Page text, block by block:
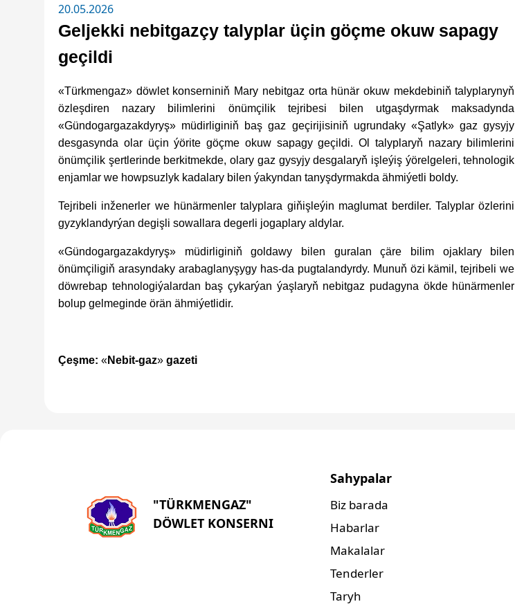
20.05.2026
Geljekki nebitgazçy talyplar üçin göçme okuw sapagy
geçildi
«Türkmengaz» döwlet konserniniň Mary nebitgaz orta hünär okuw mekdebiniň talyplarynyň
özleşdiren nazary bilimlerini önümçilik tejribesi bilen utgaşdyrmak maksadynda
«Gündogargazakdyryş» müdirliginiň baş gaz geçirijisiniň ugrundaky «Şatlyk» gaz gysyjy
desgasynda olar üçin ýörite göçme okuw sapagy geçildi. Ol talyplaryň nazary bilimlerini
önümçilik şertlerinde berkitmekde, olary gaz gysyjy desgalaryň işleýiş ýörelgeleri, tehnologik
enjamlar we howpsuzlyk kadalary bilen ýakyndan tanyşdyrmakda ähmiýetli boldy.
Tejribeli inženerler we hünärmenler talyplara giňişleýin maglumat berdiler. Talyplar özlerini
gyzyklandyrýan degişli sowallara degerli jogaplary aldylar.
«Gündogargazakdyryş» müdirliginiň goldawy bilen guralan çäre bilim ojaklary bilen
önümçiligiň arasyndaky arabaglanyşygy has-da pugtalandyrdy. Munuň özi kämil, tejribeli we
döwrebap tehnologiýalardan baş çykarýan ýaşlaryň nebitgaz pudagyna ökde hünärmenler
bolup gelmeginde örän ähmiýetlidir.
Çeşme: «Nebit-gaz» gazeti
"TÜRKMENGAZ"
DÖWLET KONSERNI
Sahypalar
Biz barada
Habarlar
Makalalar
Tenderler
Taryh